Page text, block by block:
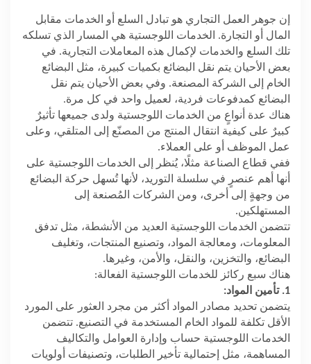
إن جوهر العمل التجاري هو تبادل السلع أو الخدمات مقابل
المال أو التجارة. الخدمات اللوجستية هي المسار الذي تسلكه
تلك السلع والخدمات لإكمال هذه المعاملات التجارية. في
بعض الأحيان يتم نقل البضائع بكميات كبيرة، مثل البضائع
الخام إلى الشركة المصنعة. وفي بعض الأحيان يتم نقل
البضائع كمدفوعات فردية، لعميل واحد في كل مرة.
هناك عدة أنواعٍ من الخدمات اللوجستية ولدى جميعها تأثيرٌ
كبيرٌ على كيفية انتقال المنتج من المصنّع إلى المتلقي، وعلى
عمل الموظف أو على العملاء.
ففي قطاع الصناعة مثلًا، يُنظر إلى الخدمات اللوجستية على
أنها أهم عنصرٍ في سلسلة التوريد، لأنها تُسهل حركة البضائع
من وجهةٍ إلى أخرى، ومن الشركات المُصنعة إلى
المستهلكين.
تتضمن الخدمات اللوجستية العديد من الأنشطة، مثل تدفق
المعلومات، ومعالجة المواد، وتصنيع المنتجات، وتغليف
البضائع، والتخزين، والنقل، والأمن، وغيرها.
هناك سبع ركائز للخدمات اللوجستية الفعالة:
1. تأمين المواد:
يتضمن تحديد مصادر المواد أكثر من مجرد العثور على المورد
الأقل تكلفة للمواد الخام المستخدمة في التصنيع. تتضمن
الخدمات اللوجستية حساب وإدارة العوامل والتكاليف
المساهمة، مثل إحتمالية تأخير الطلبات، وتصنيفات أولويات